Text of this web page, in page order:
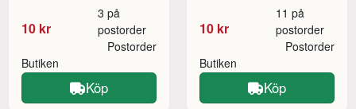
10 kr
3 på
postorder
Butiken
Postorder
Köp
10 kr
11 på
postorder
Butiken
Postorder
Köp